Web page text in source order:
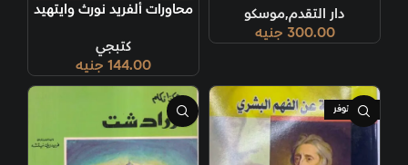
دار التقدم,موسكو
300.00 جنيه
محاورات ألفريد نورث وايتهيد
كتبجي
144.00 جنيه
غير متوفر